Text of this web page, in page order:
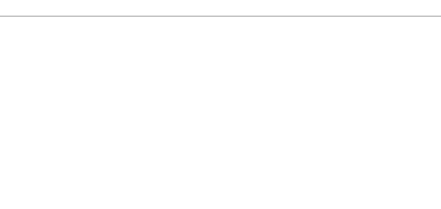
bestätigen